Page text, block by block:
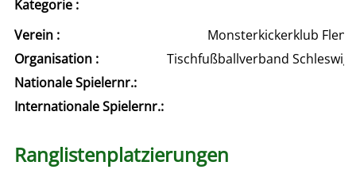
Kategorie :
Verein :
Monsterkickerklub
Organisation :
Tischfußballverband
Nationale Spielernr.:
Internationale Spielernr.:
Ranglistenplatzierungen